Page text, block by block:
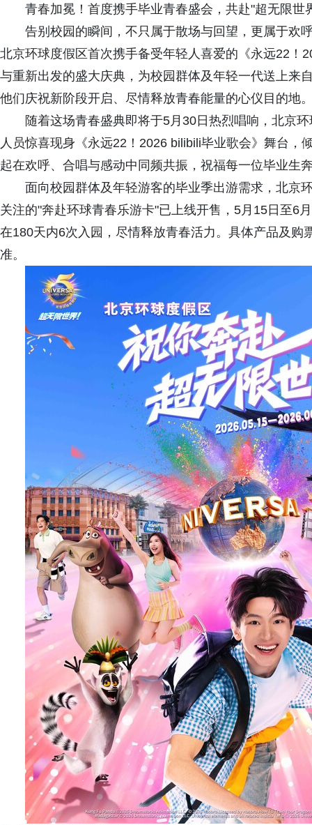
青春加冕！首度携手毕业青春盛会，共赴"超无限世
告别校园的瞬间，不只属于散场与回望，更属于欢
北京环球度假区首次携手备受年轻人喜爱的《永远22！
与重新出发的盛大庆典，为校园群体及年轻一代送上来
他们庆祝新阶段开启、尽情释放青春能量的心仪目的地
随着这场青春盛典即将于5月30日热烈唱响，北京
人员惊喜现身《永远22！2026 bilibili毕业歌会》舞台，
起在欢呼、合唱与感动中同频共振，祝福每一位毕业生
面向校园群体及年轻游客的毕业季出游需求，北京
关注的"奔赴环球青春乐游卡"已上线开售，5月15日至6
在180天内6次入园，尽情释放青春活力。具体产品及
准。